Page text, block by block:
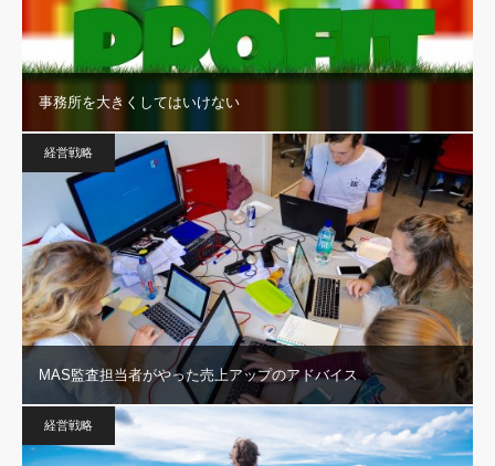
事務所を大きくしてはいけない
経営戦略
MAS監査担当者がやった売上アップのアドバイス
経営戦略